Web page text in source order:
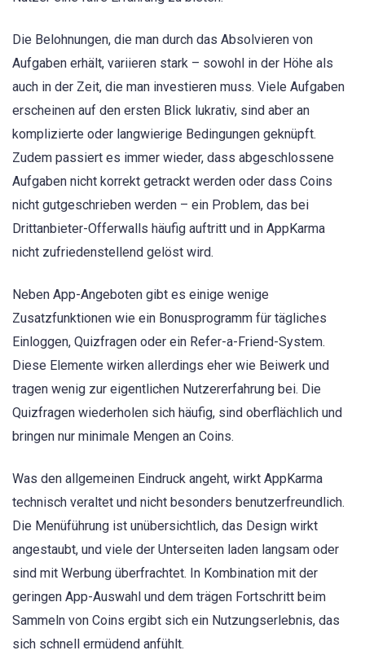
Die Belohnungen, die man durch das Absolvieren von
Aufgaben erhält, variieren stark – sowohl in der Höhe als
auch in der Zeit, die man investieren muss. Viele Aufgaben
erscheinen auf den ersten Blick lukrativ, sind aber an
komplizierte oder langwierige Bedingungen geknüpft.
Zudem passiert es immer wieder, dass abgeschlossene
Aufgaben nicht korrekt getrackt werden oder dass Coins
nicht gutgeschrieben werden – ein Problem, das bei
Drittanbieter-Offerwalls häufig auftritt und in AppKarma
nicht zufriedenstellend gelöst wird.
Neben App-Angeboten gibt es einige wenige
Zusatzfunktionen wie ein Bonusprogramm für tägliches
Einloggen, Quizfragen oder ein Refer-a-Friend-System.
Diese Elemente wirken allerdings eher wie Beiwerk und
tragen wenig zur eigentlichen Nutzererfahrung bei. Die
Quizfragen wiederholen sich häufig, sind oberflächlich und
bringen nur minimale Mengen an Coins.
Was den allgemeinen Eindruck angeht, wirkt AppKarma
technisch veraltet und nicht besonders benutzerfreundlich.
Die Menüführung ist unübersichtlich, das Design wirkt
angestaubt, und viele der Unterseiten laden langsam oder
sind mit Werbung überfrachtet. In Kombination mit der
geringen App-Auswahl und dem trägen Fortschritt beim
Sammeln von Coins ergibt sich ein Nutzungserlebnis, das
sich schnell ermüdend anfühlt.